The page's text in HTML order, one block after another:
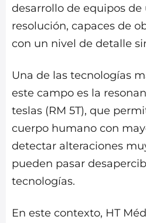
desarrollo de equipos de
resolución, capaces de
con un nivel de detalle
Una de las tecnologías
este campo es la
teslas (RM 5T), que
cuerpo humano con
detectar alteraciones
pueden pasar
tecnologías.
En este contexto, HT